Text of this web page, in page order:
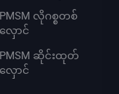
PMSM လိုဂစ္စတစ်
လှောင်
PMSM ဆိုင်းထုတ်
လှောင်